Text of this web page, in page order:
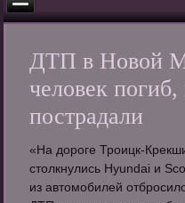
ДТП в Новой
человек погиб,
пострадали
«На дороге Троицк-
столкнулись Hyundai и
из автомобилей